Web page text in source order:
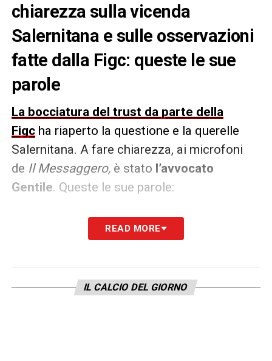
chiarezza sulla vicenda
Salernitana e sulle osservazioni
fatte dalla Figc: queste le sue
parole
La bocciatura del trust da parte della
Figcha riaperto la questione e la querelle
Salernitana. A fare chiarezza, ai microfoni
de Il Messaggero,è stato l’avvocato
Gentile. Queste le sue parole:
Nessuna bocciatura o problemi, la FIGC ci
ha chiesto dei chiarimenti e un’integrazione
oltre, é sarà fatto. É stato fatto tutto nella
READ MORE
IL CALCIO DEL GIORNO